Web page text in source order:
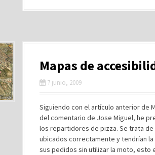
Mapas de
7 junio, 2009
Siguiendo con el artículo anterior de
del comentario de Jose Miguel, he
los repartidores de pizza. Se trata de
ubicados correctamente y tendrían
sus pedidos sin utilizar la moto, esto